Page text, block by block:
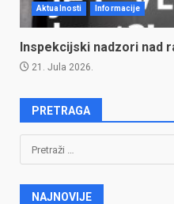
Aktualnosti Informacije
Inspekcijski nadzori nad
21. Jula 2026.
PRETRAGA
Pretraga:
NAJNOVIJE